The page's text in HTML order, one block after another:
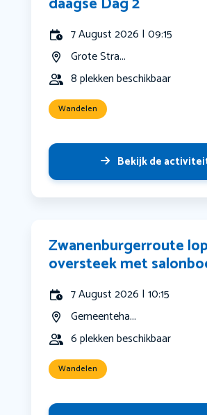
7 August 2026 | 09:15
Grote Stra...
8 plekken beschikbaar
Wandelen
Bekijk de
Zwanenburgerroute
oversteek met
7 August 2026 | 10:15
Gemeenteha...
6 plekken beschikbaar
Wandelen